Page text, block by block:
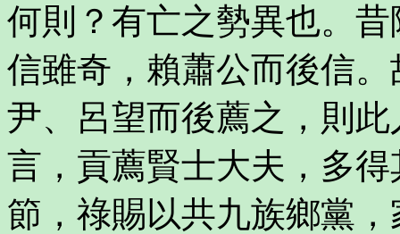
何則？有亡之勢異也。
信雖奇，賴蕭公而後信
尹、呂望而後薦之，則
言，貢薦賢士大夫，多
節，祿賜以共九族鄉黨